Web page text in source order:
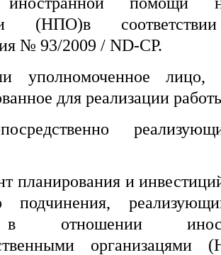
(НПО)в
№ 93/2009 / ND-CP.
уполномоченное лицо,
для реализации
планирования и
подчинения,
отношении